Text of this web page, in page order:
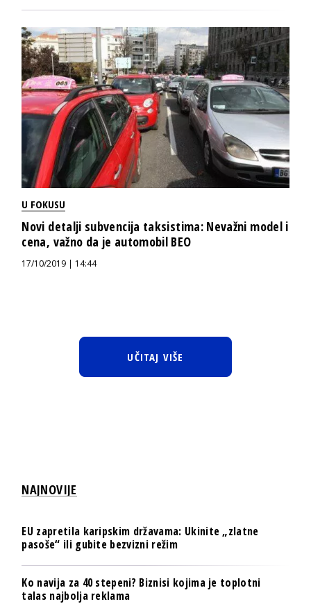
U FOKUSU
Novi detalji subvencija taksistima: Nevažni model i
cena, važno da je automobil BEO
17/10/2019 | 14:44
UČITAJ VIŠE
NAJNOVIJE
EU zapretila karipskim državama: Ukinite „zlatne
pasoše“ ili gubite bezvizni režim
Ko navija za 40 stepeni? Biznisi kojima je toplotni
talas najbolja reklama